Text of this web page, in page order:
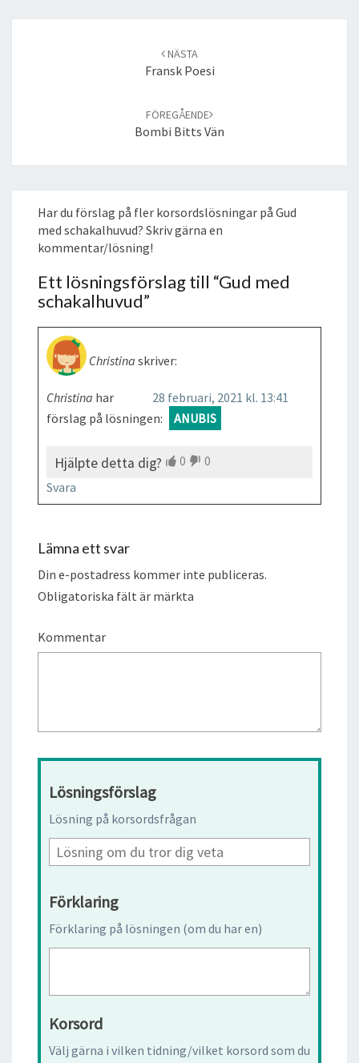
NÄSTA
Fransk Poesi
FÖREGÅENDE
Bombi Bitts Vän
Har du förslag på fler korsordslösningar på Gud
med schakalhuvud? Skriv gärna en
kommentar/lösning!
Ett lösningsförslag till “Gud med
schakalhuvud”
Christina skriver:
28 februari, 2021 kl. 13:41
Christina har
förslag på lösningen:
ANUBIS
Hjälpte detta dig? 0
0
Svara
Lämna ett svar
Din e-postadress kommer inte publiceras.
Obligatoriska fält är märkta
Kommentar
Lösningsförslag
Lösning på korsordsfrågan
Förklaring
Förklaring på lösningen (om du har en)
Korsord
Välj gärna i vilken tidning/vilket korsord som du